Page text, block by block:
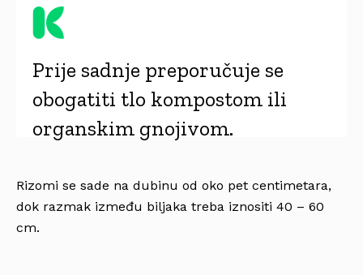
Prije sadnje preporučuje se
obogatiti tlo kompostom ili
organskim gnojivom.
Rizomi se sade na dubinu od oko pet centimetara,
dok razmak između biljaka treba iznositi 40 – 60
cm.